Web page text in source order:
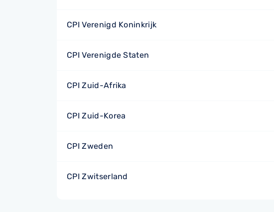
CPI Verenigd Koninkrijk
CPI Verenigde Staten
CPI Zuid-Afrika
CPI Zuid-Korea
CPI Zweden
CPI Zwitserland